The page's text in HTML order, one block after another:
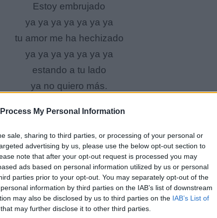
My Personal Information
sale, sharing to third parties, or processing of your personal or
advertising by us, please use the below opt-out section to
note that after your opt-out request is processed you may
ads based on personal information utilized by us or personal
parties prior to your opt-out. You may separately opt-out of the
information by third parties on the IAB’s list of downstream
may also be disclosed by us to third parties on the IAB’s List of
that may further disclose it to other third parties.
Estoy embrujado
ya ya ya ya ya ya ya
tu amor me ha hechizado
ya ya ya ya ya ya ya
estando a tu lado
ya no quiero más.
Más que en tu amor
Pareces gitana
ya ya ya ya ya ya ya
tu cara es gitana
ya ya ya ya ya ya ya
tu danza es gitana